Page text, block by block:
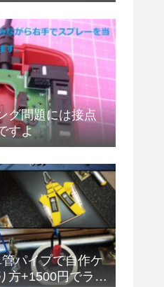
グ問題には接点
すよ
パイプで自作ケ
方+1500円でラッ